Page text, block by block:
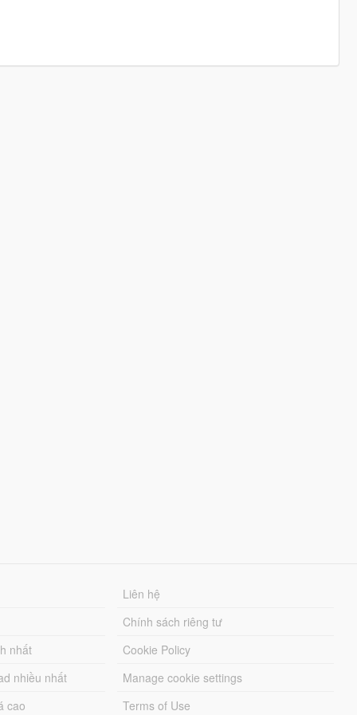
nhất
nhiều nhất
cao
Liên hệ
Chính sách riêng tư
Cookie Policy
Manage cookie settings
Terms of Use